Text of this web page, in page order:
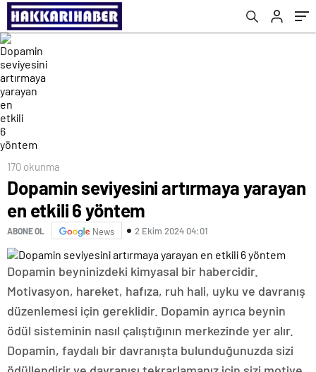
170 okunma
Dopamin seviyesini artırmaya yarayan
en etkili 6 yöntem
ABONE OL News 2 Ekim 2024 04:01
Dopamin beyninizdeki kimyasal bir habercidir.
Motivasyon, hareket, hafıza, ruh hali, uyku ve davranış
düzenlemesi için gereklidir. Dopamin ayrıca beynin
ödül sisteminin nasıl çalıştığının merkezinde yer alır.
Dopamin, faydalı bir davranışta bulunduğunuzda sizi